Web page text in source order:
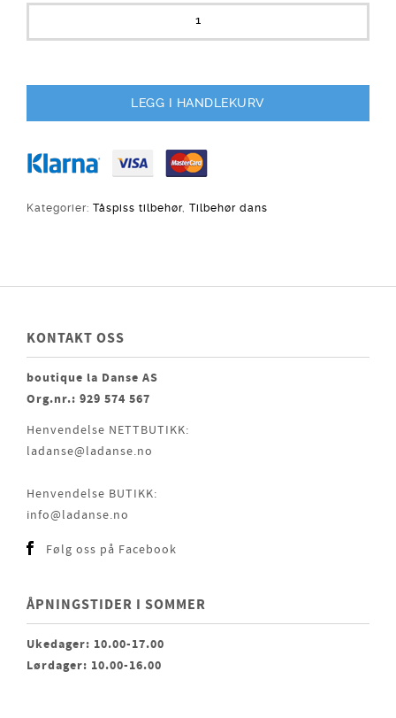
LEGG I HANDLEKURV
Kategorier: Tåspiss tilbehør, Tilbehør dans
KONTAKT OSS
boutique la Danse AS
Org.nr.: 929 574 567
Henvendelse NETTBUTIKK:
ladanse@ladanse.no
Henvendelse BUTIKK:
info@ladanse.no
Følg oss på Facebook
ÅPNINGSTIDER I SOMMER
Ukedager: 10.00-17.00
Lørdager: 10.00-16.00